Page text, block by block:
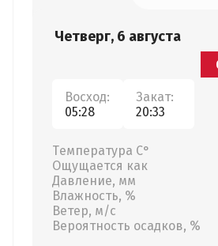
Четверг, 6 августа
Восход:
05:28
Закат:
20:33
Температура С°
Ощущается как
Давление, мм
Влажность, %
Ветер, м/с
Вероятность осадков, %